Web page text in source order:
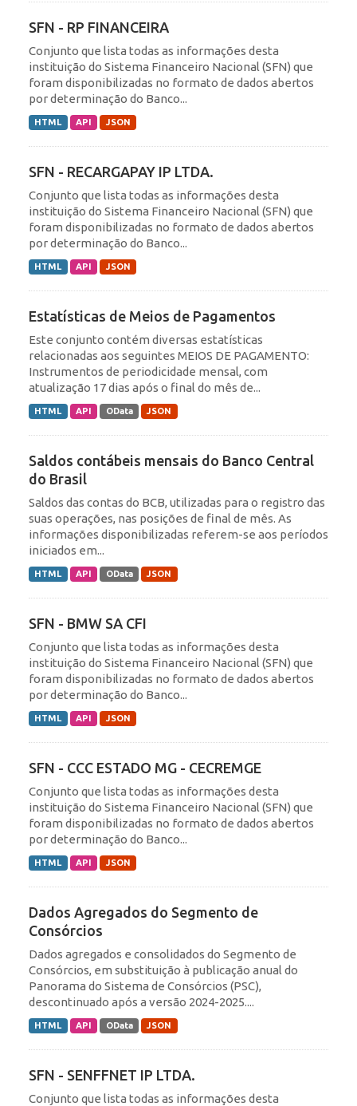
SFN - RP FINANCEIRA
Conjunto que lista todas as informações desta
instituição do Sistema Financeiro Nacional (SFN) que
foram disponibilizadas no formato de dados abertos
por determinação do Banco...
HTML API JSON
SFN - RECARGAPAY IP LTDA.
Conjunto que lista todas as informações desta
instituição do Sistema Financeiro Nacional (SFN) que
foram disponibilizadas no formato de dados abertos
por determinação do Banco...
HTML API JSON
Estatísticas de Meios de Pagamentos
Este conjunto contém diversas estatísticas
relacionadas aos seguintes MEIOS DE PAGAMENTO:
Instrumentos de periodicidade mensal, com
atualização 17 dias após o final do mês de...
HTML API OData JSON
Saldos contábeis mensais do Banco Central
do Brasil
Saldos das contas do BCB, utilizadas para o registro das
suas operações, nas posições de final de mês. As
informações disponibilizadas referem-se aos períodos
iniciados em...
HTML API OData JSON
SFN - BMW SA CFI
Conjunto que lista todas as informações desta
instituição do Sistema Financeiro Nacional (SFN) que
foram disponibilizadas no formato de dados abertos
por determinação do Banco...
HTML API JSON
SFN - CCC ESTADO MG - CECREMGE
Conjunto que lista todas as informações desta
instituição do Sistema Financeiro Nacional (SFN) que
foram disponibilizadas no formato de dados abertos
por determinação do Banco...
HTML API JSON
Dados Agregados do Segmento de
Consórcios
Dados agregados e consolidados do Segmento de
Consórcios, em substituição à publicação anual do
Panorama do Sistema de Consórcios (PSC),
descontinuado após a versão 2024-2025....
HTML API OData JSON
SFN - SENFFNET IP LTDA.
Conjunto que lista todas as informações desta